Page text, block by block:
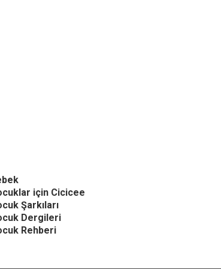
için Cicicee
Şarkıları
Dergileri
Rehberi